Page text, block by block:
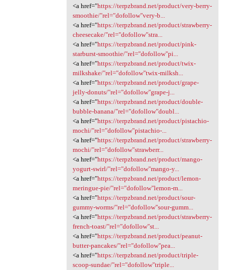
<a href="https://terpzbrand.net/product/very-berry-
smoothie/"rel="dofollow"very-b...
<a href="https://terpzbrand.net/product/strawberry-
cheesecake/"rel="dofollow"stra...
<a href="https://terpzbrand.net/product/pink-
starburst-smoothie/"rel="dofollow"pi...
<a href="https://terpzbrand.net/product/twix-
milkshake/"rel="dofollow"twix-milksh...
<a href="https://terpzbrand.net/product/grape-
jelly-donuts/"rel="dofollow"grape-j...
<a href="https://terpzbrand.net/product/double-
bubble-banana/"rel="dofollow"doubl...
<a href="https://terpzbrand.net/product/pistachio-
mochi/"rel="dofollow"pistachio-...
<a href="https://terpzbrand.net/product/strawberry-
mochi/"rel="dofollow"strawberr...
<a href="https://terpzbrand.net/product/mango-
yogurt-swirl/"rel="dofollow"mango-y...
<a href="https://terpzbrand.net/product/lemon-
meringue-pie/"rel="dofollow"lemon-m...
<a href="https://terpzbrand.net/product/sour-
gummy-worms/"rel="dofollow"sour-gumm...
<a href="https://terpzbrand.net/product/strawberry-
french-toast/"rel="dofollow"st...
<a href="https://terpzbrand.net/product/peanut-
butter-pancakes/"rel="dofollow"pea...
<a href="https://terpzbrand.net/product/triple-
scoop-sundae/"rel="dofollow"triple...